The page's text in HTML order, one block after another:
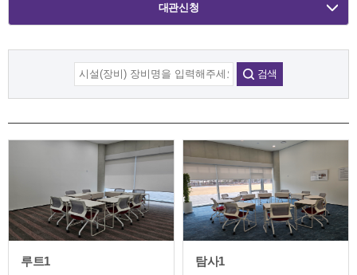
대관신청
검색
루트1 탐사1